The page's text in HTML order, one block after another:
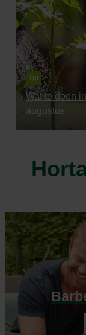
Tip
Wat te doen
augustus